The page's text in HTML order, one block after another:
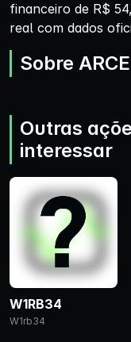
financeiro de R$
real com dados
Sobre
Outras
interessar
W1RB34
W1rb34